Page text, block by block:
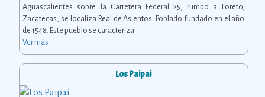
Aguascalientes sobre la Carretera Federal 25, rumbo a Loreto,
Zacatecas, se localiza Real de Asientos. Poblado fundado en el año
de 1548. Este pueblo se caracteriza
Ver más
Los Paipai